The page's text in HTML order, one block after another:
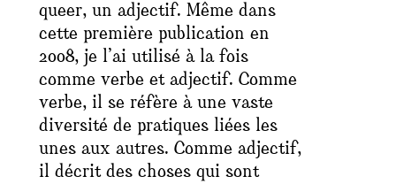
queer, un adjectif. Même dans
cette première publication en
2008, je l’ai utilisé à la fois
comme verbe et adjectif. Comme
verbe, il se réfère à une vaste
diversité de pratiques liées les
unes aux autres. Comme adjectif,
il décrit des choses qui sont